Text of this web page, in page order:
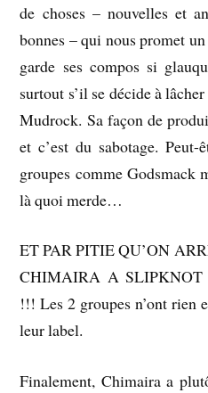
de choses – nouvelles et
bonnes – qui nous promet
garde ses compos si
surtout s’il se décide à
Mudrock. Sa façon de
et c’est du sabotage.
groupes comme
là quoi merde…
ET PAR PITIE QU’ON
CHIMAIRA A SLIPKNOT
!!! Les 2 groupes n’ont rien
leur label.
Finalement, Chimaira a